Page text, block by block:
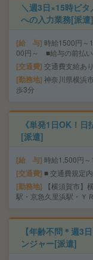
＼週3日×15時ピ
への入力業務[派遣]
給 与 時給1500円
00円～ ■給与の前払い
交通費 交通費支給あり
勤務地 神奈川県横浜
歩3分
《単発1日OK！
[派遣]
給 与 時給1,500円
交通費 ■ 交通費規定
勤務地
【横須賀市】
駅・京急久里浜駅・Ｙ
【年齢不問＊週3
ンジャー[派遣]